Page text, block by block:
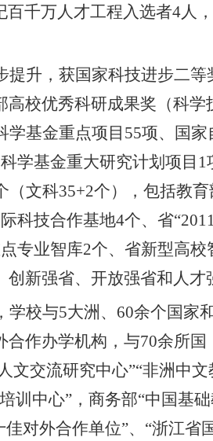
百千万人才工程入选者4人
提升 ， 获国家科技进步二等
高校优秀科研成果奖（科学
学基金重点项目 55项、国家
学基金重大研究计划项目 1
（文科35+2个） ，包括教
科技合作基地4个、省“
专业智库2个、省新型高校
新强省、开放强省和人才
学校与5大洲、 60余个国家
合作办学机构，与70余所国
文交流研究中心”“非洲中
训中心”，商务部“中国基
对外合作单位”、“浙江